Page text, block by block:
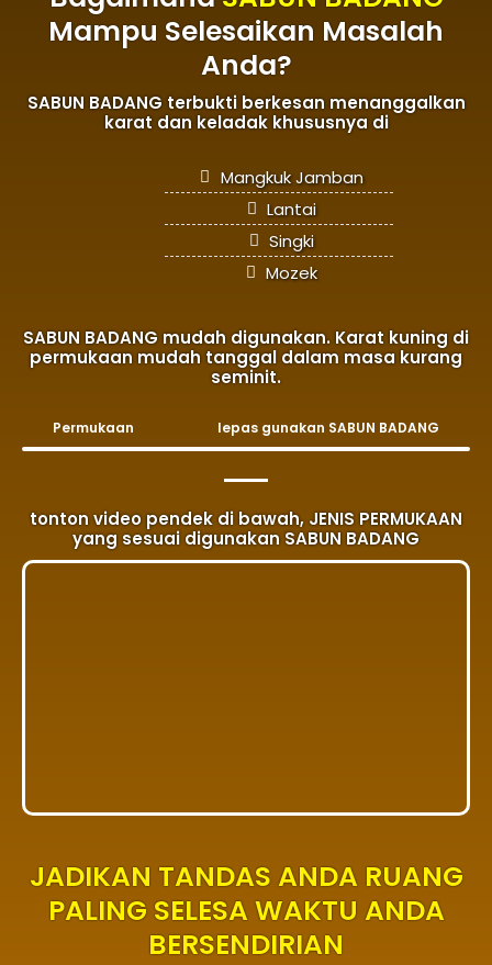
Mampu Selesaikan Masalah
Anda?
SABUN BADANG terbukti berkesan menanggalkan
karat dan keladak khususnya di
Mangkuk Jamban
Lantai
Singki
Mozek
SABUN BADANG mudah digunakan. Karat kuning di
permukaan mudah tanggal dalam masa kurang
seminit.
Permukaan lepas gunakan SABUN BADANG
tonton video pendek di bawah, JENIS PERMUKAAN
yang sesuai digunakan SABUN BADANG
JADIKAN TANDAS ANDA RUANG
PALING SELESA WAKTU ANDA
BERSENDIRIAN